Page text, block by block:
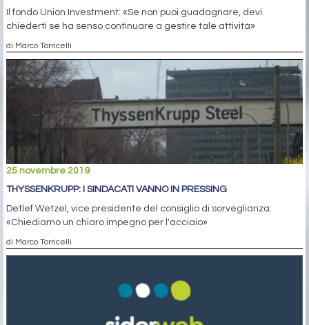
Il fondo Union Investment: «Se non puoi guadagnare, devi
chiederti se ha senso continuare a gestire tale attività»
di Marco Torricelli
25 novembre 2019
THYSSENKRUPP: I SINDACATI VANNO IN PRESSING
Detlef Wetzel, vice presidente del consiglio di sorveglianza:
«Chiediamo un chiaro impegno per l'acciaio»
di Marco Torricelli